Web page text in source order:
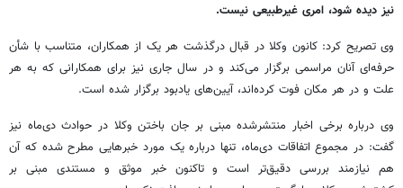
نیز دیده شود، امری غیرطبیعی نیست.
وی تصریح کرد: کانون وکلا در قبال درگذشت هر یک از همکاران، متناسب با شأن
حرفه‌ای آنان مراسمی برگزار می‌کند و در سال جاری نیز برای همکارانی که به هر
علت و در هر مکان فوت کرده‌اند، آیین‌های یادبود برگزار شده است.
وی درباره برخی اخبار منتشرشده مبنی بر جان باختن وکلا در حوادث دی‌ماه نیز
گفت: در مجموع اتفاقات دی‌ماه، تنها درباره یک مورد خبرهایی مطرح شده که آن
هم نیازمند بررسی دقیق‌تر است و تاکنون خبر موثق و مستندی مبنی بر